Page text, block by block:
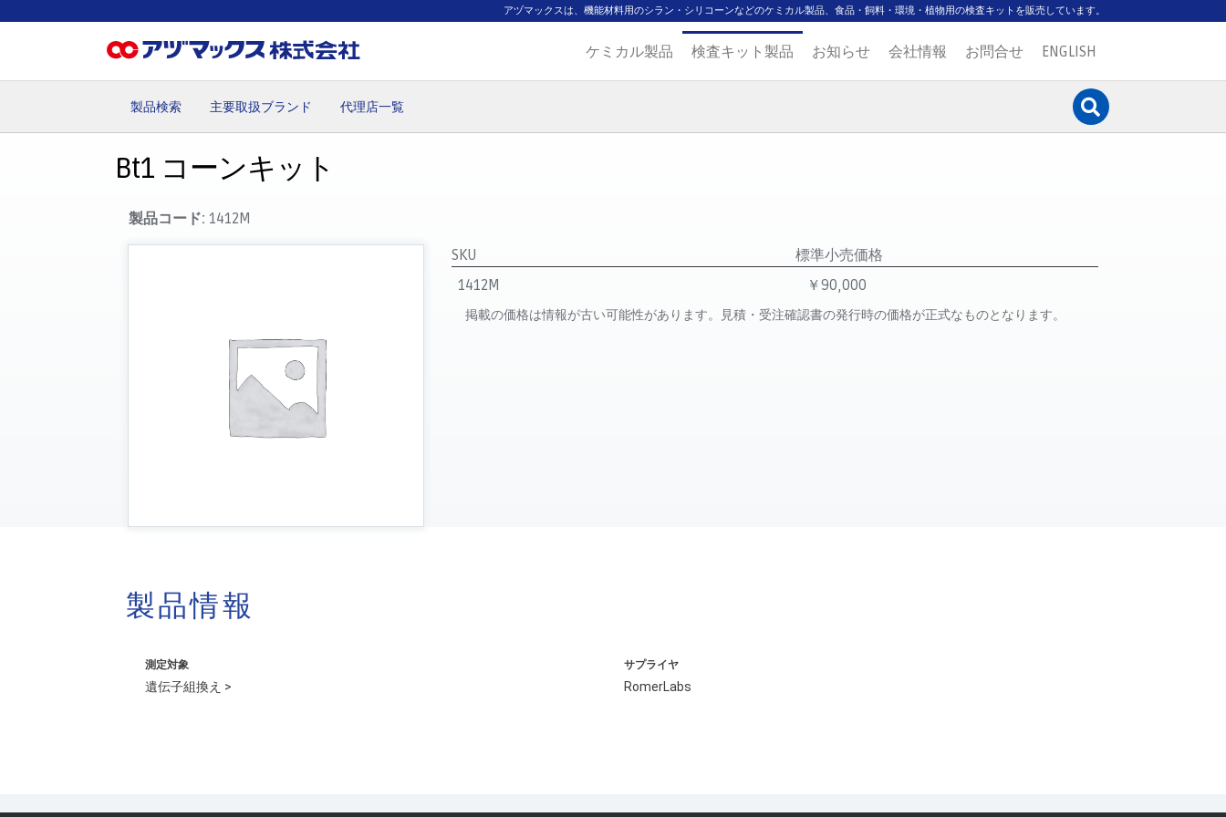
アヅマックスは、機能材料用のシラン・シリコーンなどのケミカル製品、食品・飼料・環境・植物用の検査キットを販売しています。
ケミカル製品 検査キット製品 お知らせ 会社情報 お問合せ ENGLISH
製品検索 主要取扱ブランド 代理店一覧
Bt1 コーンキット
製品コード:1412M
SKU
標準小売価格
1412M
￥90,000
掲載の価格は情報が古い可能性があります。見積・受注確認書の発行時の価格が正式なものとなります。
製品情報
測定対象
遺伝子組換え >
サプライヤ
RomerLabs